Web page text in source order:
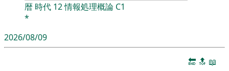
暦 時代 12情報処理概論 C1
*
2026/08/09
🔚 🔝 📖